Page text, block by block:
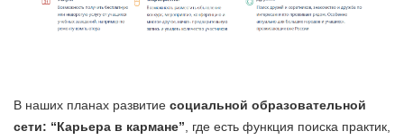
В наших планах развитие социальной образовательной
сети: “Карьера в кармане” , где есть функция поиска практик,